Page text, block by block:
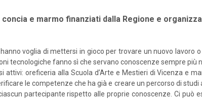
e marmo finanziati dalla Regione e
voglia di mettersi in gioco per trovare un nuovo
tecnologiche fanno sì che servano conoscenze sempre più
attivi: oreficeria alla Scuola d’Arte e Mestieri di Vicenza e
le competenze che ha già e creare un percorso di
partecipante rispetto alle proprie conoscenze. Ci